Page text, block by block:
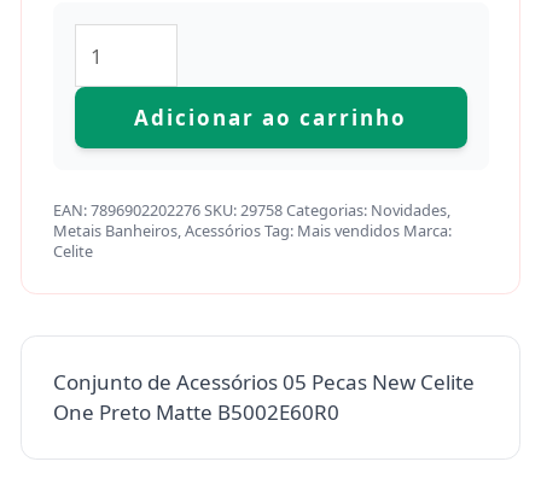
Adicionar ao carrinho
EAN:7896902202276SKU:29758Categorias: Novidades,
Metais Banheiros,AcessóriosTag: Mais vendidos Marca:
Celite
Conjunto de Acessórios 05 Pecas New Celite
One Preto Matte B5002E60R0